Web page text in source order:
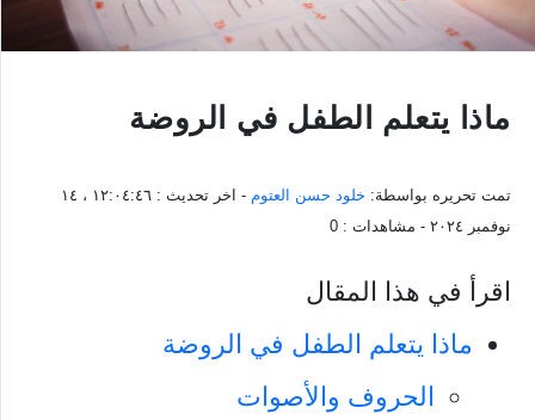
ماذا يتعلم الطفل في الروضة
تمت تحريره بواسطة: خلود حسن العتوم - اخر تحديث :
١٢:٠٤:٤٦ ، ١٤
نوفمبر ٢٠٢٤
- مشاهدات : 0
اقرأ في هذا المقال
ماذا يتعلم الطفل في الروضة
الحروف والأصوات